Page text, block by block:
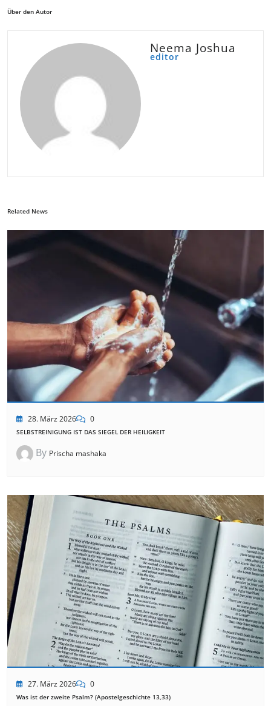
Über den Autor
Neema Joshua
editor
Related News
28. März 2026 0
SELBSTREINIGUNG IST DAS SIEGEL DER HEILIGKEIT
By Prischa mashaka
27. März 2026 0
Was ist der zweite Psalm? (Apostelgeschichte 13,33)